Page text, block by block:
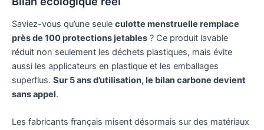
Saviez-vous qu’une seule culotte menstruelle remplace
près de 100 protections jetables ? Ce produit lavable
réduit non seulement les déchets plastiques, mais évite
aussi les applicateurs en plastique et les emballages
superflus. Sur 5 ans d’utilisation, le bilan carbone devient
sans appel.
Les fabricants français misent désormais sur des matériaux